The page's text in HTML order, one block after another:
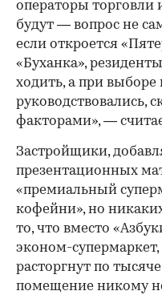
операторы торговли
будут — вопрос не
если откроется
«Буханка»,
ходить, а при
руководствовались,
факторами», —
Застройщики,
презентационных
«премиальный
кофейни», но
то, что вместо
эконом-
расторгнут по
помещение никому